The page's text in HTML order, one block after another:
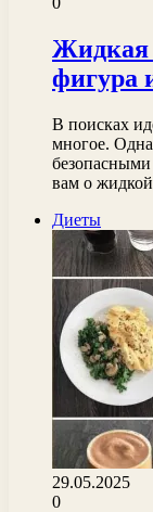
Жидкая
фигура
В поисках
многое.
вам о
Диеты
29.05.2025
0